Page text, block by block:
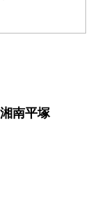
南平塚